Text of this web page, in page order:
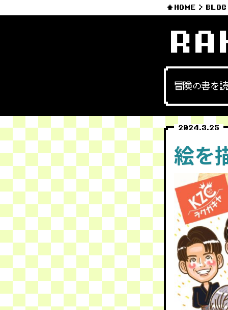
HOME BLOG
冒険の書を
2024.3.25
絵を